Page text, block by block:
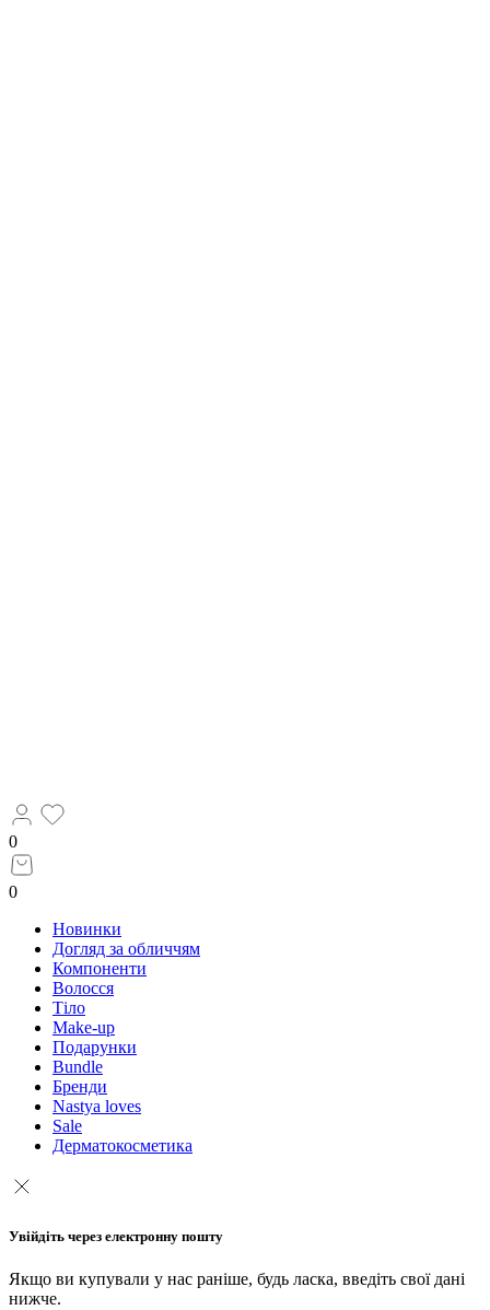
0
0
Новинки
Догляд за обличчям
Компоненти
Волосся
Тіло
Make-up
Подарунки
Bundle
Бренди
Nastya loves
Sale
Дерматокосметика
Увійдіть через електронну пошту
Якщо ви купували у нас раніше, будь ласка, введіть свої дані
нижче.